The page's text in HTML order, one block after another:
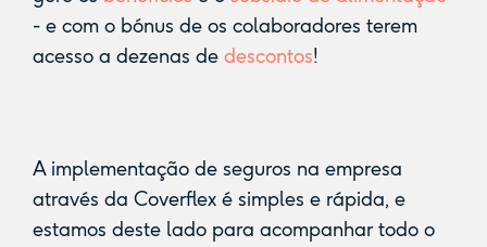
- e com o bónus de os colaboradores terem
acesso a dezenas de descontos!
A implementação de seguros na empresa
através da Coverflex é simples e rápida, e
estamos deste lado para acompanhar todo o